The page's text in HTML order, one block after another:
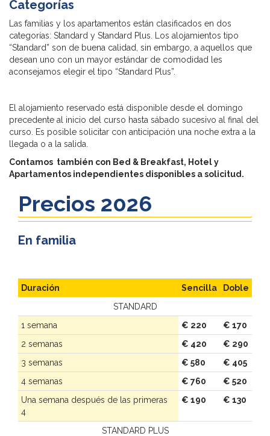
Categorías
Las familias y los apartamentos están clasificados en dos
categorías: Standard y Standard Plus. Los alojamientos tipo
“Standard” son de buena calidad, sin embargo, a aquellos que
desean uno con un mayor estándar de comodidad les
aconsejamos elegir el tipo “Standard Plus”.
El alojamiento reservado está disponible desde el domingo
precedente al inicio del curso hasta sábado sucesivo al final del
curso. Es posible solicitar con anticipación una noche extra a la
llegada o a la salida.
Contamos también con Bed & Breakfast, Hotel y
Apartamentos independientes disponibles a solicitud.
Precios 2026
En familia
Duración Sencilla
Doble
STANDARD
1 semana
€ 220
€ 170
2 semanas
€ 420
€ 290
3 semanas
€ 580
€ 405
4 semanas
€ 760
€ 520
Una semana después de las primeras
4
€ 190 € 130
STANDARD PLUS